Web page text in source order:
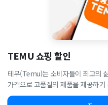
TEMU 쇼핑 할인
테무(Temu)는 소비자들이 최고의
가격으로 고품질의 제품을 제공하